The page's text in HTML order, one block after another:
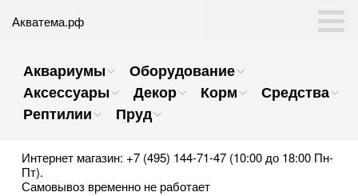
Акватема.рф
Аквариумы
Оборудование
Аксессуары
Декор Корм
Средства
Рептилии
Пруд
Интернет магазин: +7 (495) 144-71-47 (10:00 до 18:00 Пн-
Пт).
Самовывоз временно не работает